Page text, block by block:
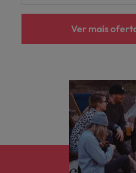
Ver mais